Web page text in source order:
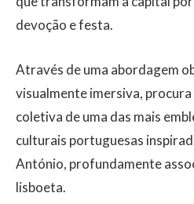
devoção e festa.
Através de uma abordagem
visualmente imersiva,
coletiva de uma das mais
culturais portuguesas
António, profundamente
lisboeta.